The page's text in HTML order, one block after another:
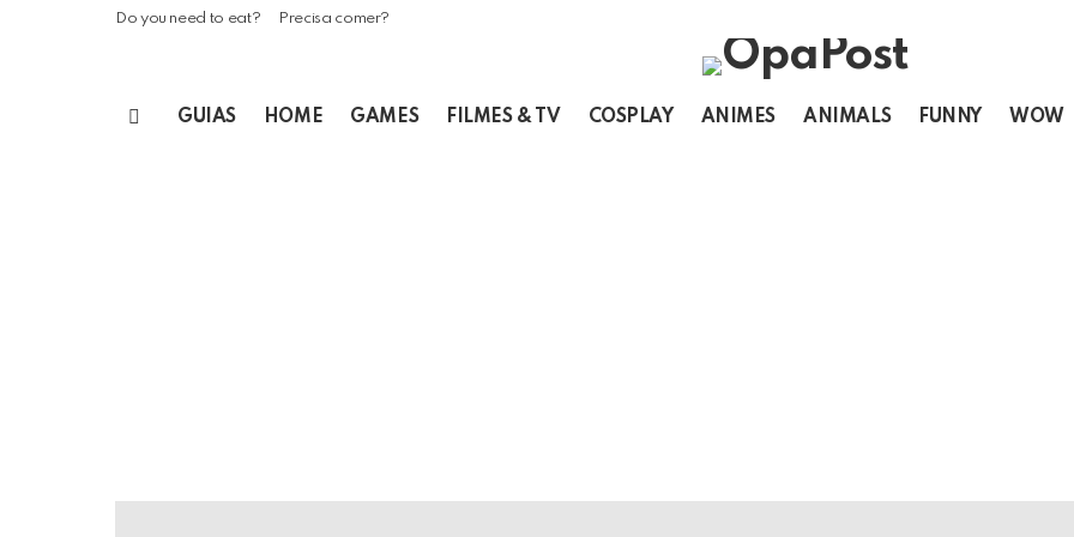
Do you need to eat? Precisa comer?
GUIAS HOME GAMES FILMES & TV COSPLAY ANIMES ANIMALS FUNNY WOW